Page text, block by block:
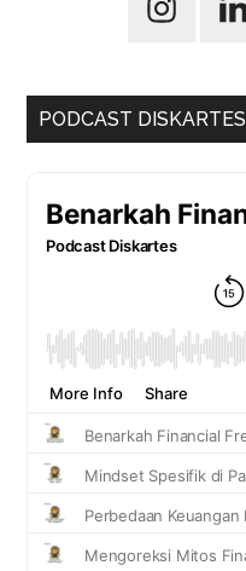
PODCAST DISKARTES